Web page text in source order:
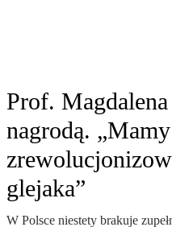
Prof.
nagrodą.
glejaka”
W Polsce niestety brakuje